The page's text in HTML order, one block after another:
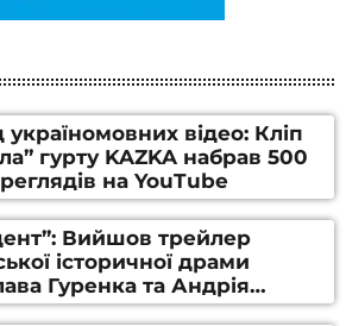
україномовних відео: Кліп
гурту KAZKA набрав 500
на YouTube
Вийшов трейлер
історичної драми
Гуренка та Андрія
(ВІДЕО)